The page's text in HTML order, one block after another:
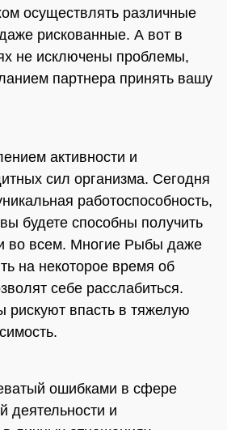
осуществлять различные
рискованные. А вот в
не исключены проблемы,
партнера принять вашу
активности и
сил организма. Сегодня
работоспособность,
будете способны получить
во всем. Многие Рыбы даже
на некоторое время об
себе расслабиться.
впасть в тяжелую
ошибками в сфере
деятельности и